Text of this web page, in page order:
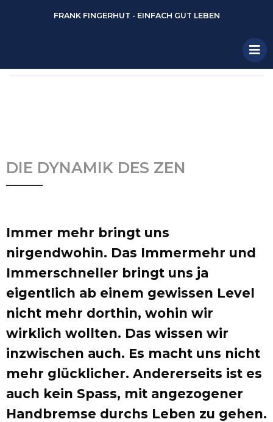
FRANK FINGERHUT - EINFACH GUT LEBEN
DIE DYNAMIK DES ZEN
Immer mehr bringt uns
nirgendwohin. Das Immermehr und
Immerschneller bringt uns ja
eigentlich ab einem gewissen Level
nicht mehr dorthin, wohin wir
wirklich wollten. Das wissen wir
inzwischen auch. Es macht uns nicht
mehr glücklicher. Andererseits ist es
auch kein Spass, mit angezogener
Handbremse durchs Leben zu gehen.